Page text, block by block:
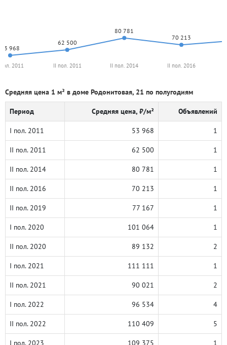
53 968
62 500
80 781
70 213
2011 II пол. 2011 II пол. 2014 II пол. 2016
Средняя цена 1 м² в доме Родонитовая, 21 по полугодиям
Период Средняя цена, ₽/м² Объявлений
I пол. 2011 53 968 1
II пол. 2011 62 500 1
II пол. 2014 80 781 1
II пол. 2016 70 213 1
II пол. 2019 77 167 1
I пол. 2020 101 064 1
II пол. 2020 89 132 2
I пол. 2021 111 111 1
II пол. 2021 90 021 2
I пол. 2022 96 534 4
II пол. 2022 110 409 5
I пол. 2023 109 375 1